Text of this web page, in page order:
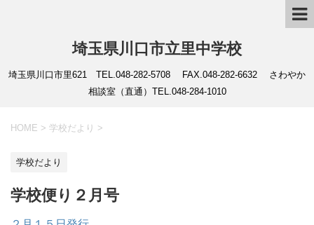
埼玉県川口市立里中学校
埼玉県川口市里621 TEL.048-282-5708 FAX.048-282-6632 さわやか
相談室（直通）TEL.048-284-1010
HOME > 学校だより >
学校だより
学校便り２月号